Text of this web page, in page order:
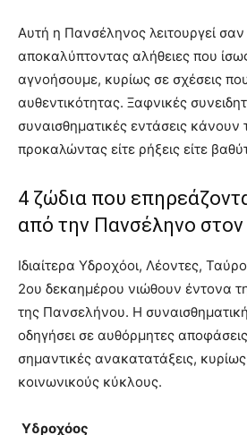
Αυτή η Πανσέληνος λειτουργεί
αποκαλύπτοντας αλήθειες που
αγνοήσουμε, κυρίως σε σχέσεις
αυθεντικότητας. Ξαφνικές
συναισθηματικές εντάσεις κάνουν
προκαλώντας είτε ρήξεις είτε
4 ζώδια που
από την Πανσέληνο
Ιδιαίτερα Υδροχόοι, Λέοντες,
2ου δεκαημέρου νιώθουν έντονα
της Πανσελήνου. Η
οδηγήσει σε αυθόρμητες
σημαντικές ανακατατάξεις,
κοινωνικούς κύκλους.
Υδροχόος